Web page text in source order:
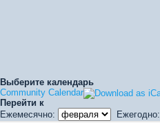
Выберите календарь
Community Calendar
Перейти к
Ежемесячно:
Ежегодно: